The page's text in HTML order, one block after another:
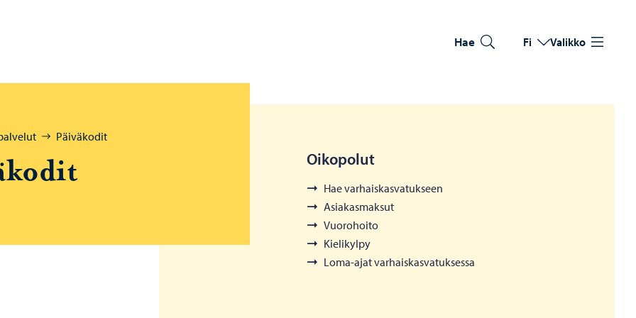
Hae Vaihda kieltä
Nykyinen kieli: Suomi
Fi Valikko
Päiväkodit
Oikopolut
Hae varhaiskasvatukseen
Asiakasmaksut
Vuorohoito
Kielikylpy
Loma-ajat varhaiskasvatuksessa